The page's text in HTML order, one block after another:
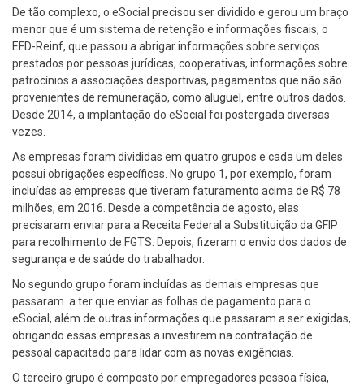
De tão complexo, o eSocial precisou ser dividido e gerou um braço
menor que é um sistema de retenção e informações fiscais, o
EFD-Reinf, que passou a abrigar informações sobre serviços
prestados por pessoas jurídicas, cooperativas, informações sobre
patrocínios a associações desportivas, pagamentos que não são
provenientes de remuneração, como aluguel, entre outros dados.
Desde 2014, a implantação do eSocial foi postergada diversas
vezes.
As empresas foram divididas em quatro grupos e cada um deles
possui obrigações específicas. No grupo 1, por exemplo, foram
incluídas as empresas que tiveram faturamento acima de R$ 78
milhões, em 2016. Desde a competência de agosto, elas
precisaram enviar para a Receita Federal a Substituição da GFIP
para recolhimento de FGTS. Depois, fizeram o envio dos dados de
segurança e de saúde do trabalhador.
No segundo grupo foram incluídas as demais empresas que
passaram a ter que enviar as folhas de pagamento para o
eSocial, além de outras informações que passaram a ser exigidas,
obrigando essas empresas a investirem na contratação de
pessoal capacitado para lidar com as novas exigências.
O terceiro grupo é composto por empregadores pessoa física,